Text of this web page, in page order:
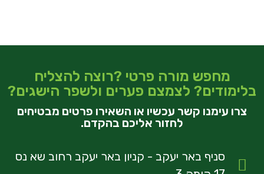
מחפש מורה פרטי ?רוצה להצליח
בלימודים? לצמצם פערים ולשפר הישגים?
צרו עימנו קשר עכשיו או השאירו פרטים מבטיחים
לחזור אליכם בהקדם.
סניף באר יעקב - קניון באר יעקב רחוב שא נס